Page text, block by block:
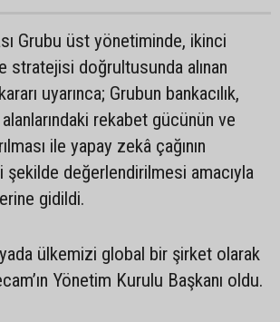
Grubu üst yönetiminde, ikinci
stratejisi doğrultusunda alınan
uyarınca; Grubun bankacılık,
rekabet gücünün ve
ile yapay zekâ çağının
şekilde değerlendirilmesi amacıyla
gidildi.
ülkemizi global bir şirket olarak
Yönetim Kurulu Başkanı oldu.